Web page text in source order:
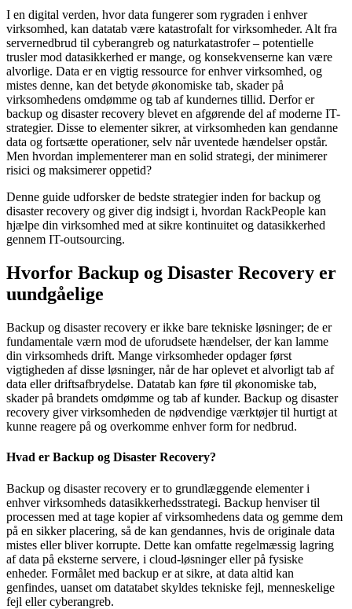
I en digital verden, hvor data fungerer som rygraden i enhver
virksomhed, kan datatab være katastrofalt for virksomheder. Alt fra
servernedbrud til cyberangreb og naturkatastrofer – potentielle
trusler mod datasikkerhed er mange, og konsekvenserne kan være
alvorlige. Data er en vigtig ressource for enhver virksomhed, og
mistes denne, kan det betyde økonomiske tab, skader på
virksomhedens omdømme og tab af kundernes tillid. Derfor er
backup og disaster recovery blevet en afgørende del af moderne IT-
strategier. Disse to elementer sikrer, at virksomheden kan gendanne
data og fortsætte operationer, selv når uventede hændelser opstår.
Men hvordan implementerer man en solid strategi, der minimerer
risici og maksimerer oppetid?
Denne guide udforsker de bedste strategier inden for backup og
disaster recovery og giver dig indsigt i, hvordan RackPeople kan
hjælpe din virksomhed med at sikre kontinuitet og datasikkerhed
gennem IT-outsourcing.
Hvorfor Backup og Disaster Recovery er
uundgåelige
Backup og disaster recovery er ikke bare tekniske løsninger; de er
fundamentale værn mod de uforudsete hændelser, der kan lamme
din virksomheds drift. Mange virksomheder opdager først
vigtigheden af disse løsninger, når de har oplevet et alvorligt tab af
data eller driftsafbrydelse. Datatab kan føre til økonomiske tab,
skader på brandets omdømme og tab af kunder. Backup og disaster
recovery giver virksomheden de nødvendige værktøjer til hurtigt at
kunne reagere på og overkomme enhver form for nedbrud.
Hvad er Backup og Disaster Recovery?
Backup og disaster recovery er to grundlæggende elementer i
enhver virksomheds datasikkerhedsstrategi. Backup henviser til
processen med at tage kopier af virksomhedens data og gemme dem
på en sikker placering, så de kan gendannes, hvis de originale data
mistes eller bliver korrupte. Dette kan omfatte regelmæssig lagring
af data på eksterne servere, i cloud-løsninger eller på fysiske
enheder. Formålet med backup er at sikre, at data altid kan
genfindes, uanset om datatabet skyldes tekniske fejl, menneskelige
fejl eller cyberangreb.